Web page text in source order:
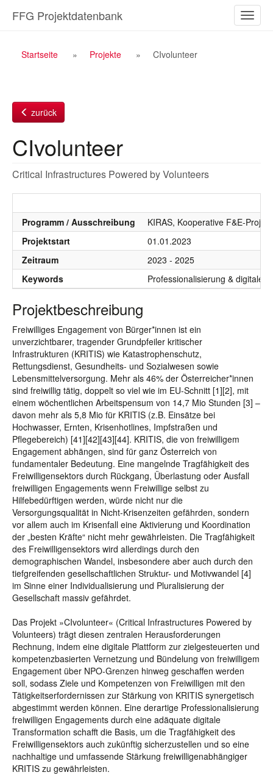
Inhalt
ein-/
FFG Projektdatenbank
Breadcrumb
Startseite Projekte CIvolunteer
zurück
CIvolunteer
Critical Infrastructures Powered by Volunteers
Programm / Ausschreibung
KIRAS, Kooperative F&E-
Projektstart
01.01.2023
Zeitraum
2023 - 2025
Keywords
Professionalisierung & digitale
Projektbeschreibung
Freiwilliges Engagement von Bürger*innen ist ein
unverzichtbarer, tragender Grundpfeiler kritischer
Infrastrukturen (KRITIS) wie Katastrophenschutz,
Rettungsdienst, Gesundheits- und Sozialwesen sowie
Lebensmittelversorgung. Mehr als 46% der Österreicher*innen
sind freiwillig tätig, doppelt so viel wie im EU-Schnitt [1][2], mit
einem wöchentlichen Arbeitspensum von 14,7 Mio Stunden [3] –
davon mehr als 5,8 Mio für KRITIS (z.B. Einsätze bei
Hochwasser, Ernten, Krisenhotlines, Impfstraßen und
Pflegebereich) [41][42][43][44]. KRITIS, die von freiwilligem
Engagement abhängen, sind für ganz Österreich von
fundamentaler Bedeutung. Eine mangelnde Tragfähigkeit des
Freiwilligensektors durch Rückgang, Überlastung oder Ausfall
freiwilligen Engagements wenn Freiwillige selbst zu
Hilfebedürftigen werden, würde nicht nur die
Versorgungsqualität in Nicht-Krisenzeiten gefährden, sondern
vor allem auch im Krisenfall eine Aktivierung und Koordination
der „besten Kräfte“ nicht mehr gewährleisten. Die Tragfähigkeit
des Freiwilligensektors wird allerdings durch den
demographischen Wandel, insbesondere aber auch durch den
tiefgreifenden gesellschaftlichen Struktur- und Motivwandel [4]
im Sinne einer Individualisierung und Pluralisierung der
Gesellschaft massiv gefährdet.
Das Projekt »CIvolunteer« (Critical Infrastructures Powered by
Volunteers) trägt diesen zentralen Herausforderungen
Rechnung, indem eine digitale Plattform zur zielgesteuerten und
kompetenzbasierten Vernetzung und Bündelung von freiwilligem
Engagement über NPO-Grenzen hinweg geschaffen werden
soll, sodass Ziele und Kompetenzen von Freiwilligen mit den
Tätigkeitserfordernissen zur Stärkung von KRITIS synergetisch
abgestimmt werden können. Eine derartige Professionalisierung
freiwilligen Engagements durch eine adäquate digitale
Transformation schafft die Basis, um die Tragfähigkeit des
Freiwilligensektors auch zukünftig sicherzustellen und so eine
nachhaltige und umfassende Stärkung freiwilligenabhängiger
KRITIS zu gewährleisten.